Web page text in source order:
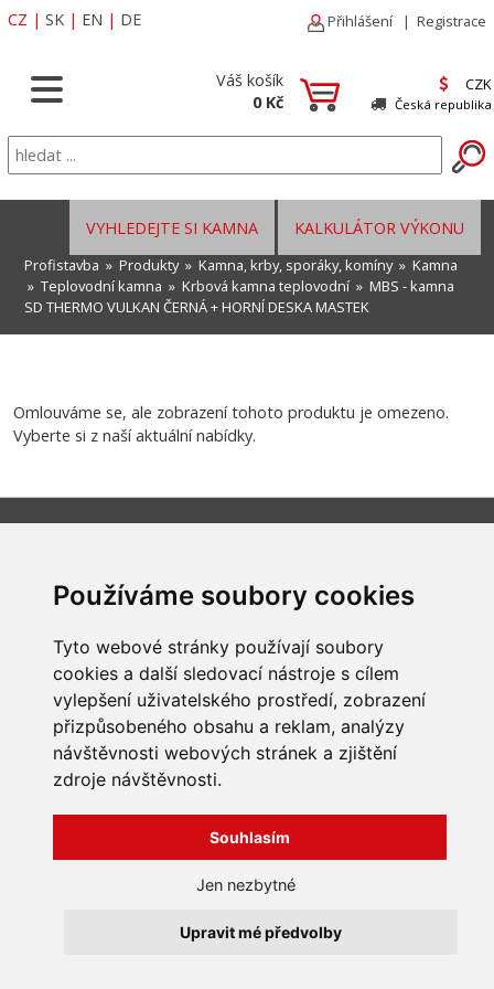
Používáme soubory cookies
Tyto webové stránky používají soubory
cookies a další sledovací nástroje s cílem
vylepšení uživatelského prostředí, zobrazení
přizpůsobeného obsahu a reklam, analýzy
návštěvnosti webových stránek a zjištění
zdroje návštěvnosti.
Souhlasím
Jen nezbytné
Upravit mé předvolby
CZ | SK | EN | DE Přihlášení | Registrace
Váš košík
0 Kč
CZK
Česká republika
KALKULÁTOR VÝKONU
VYHLEDEJTE SI KAMNA
Profistavba » Produkty» Kamna, krby, sporáky, komíny» Kamna
» Teplovodní kamna » Krbová kamna teplovodní » MBS - kamna
SD THERMO VULKAN ČERNÁ + HORNÍ DESKA MASTEK
Omlouváme se, ale zobrazení tohoto produktu je omezeno.
Vyberte si z naší aktuální nabídky.
Obchodní podmínky
Zpracování a ochrana
Jak nakupovat
O nás
Kontakt
Reklamace, odstoupení od
smlouvy
Bravura s.r.o. © 2026
profesionální webové stránky: triangl web
grafika: dwgd